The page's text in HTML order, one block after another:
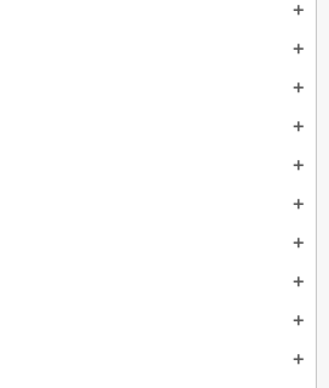
add
add
add
add
add
add
add
add
add
add